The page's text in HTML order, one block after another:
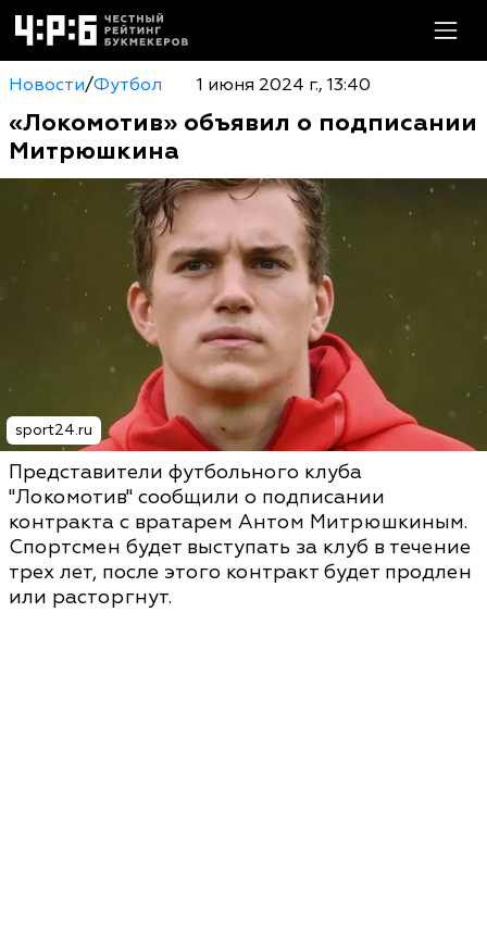
Новости/Футбол 1 июня 2024 г., 13:40
«Локомотив» объявил о подписании
Митрюшкина
sport24.ru
Представители футбольного клуба
"Локомотив" сообщили о подписании
контракта с вратарем Антом Митрюшкиным.
Спортсмен будет выступать за клуб в течение
трех лет, после этого контракт будет продлен
или расторгнут.